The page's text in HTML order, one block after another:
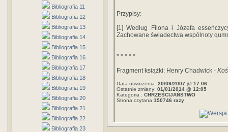
Bibliografia 11
Bibliografia 12
Bibliografia 13
Bibliografia 14
Bibliografia 15
Bibliografia 16
Bibliografia 17
Bibliografia 18
Bibliografia 19
Bibliografia 20
Bibliografia 21
Bibliografia 22
Bibliografia 23
Przypisy:
[1] Według Filona i Józefa
Zachowane świadectwa wspólnoty
* * * * *
Fragment książki: Henry Chadwick -
Data utworzenia: 20/09/2007 @ 17:06
Ostatnie zmiany: 01/01/2014 @ 12:05
Kategoria : CHRZEŚCIJAŃSTWO
Strona czytana 150746 razy